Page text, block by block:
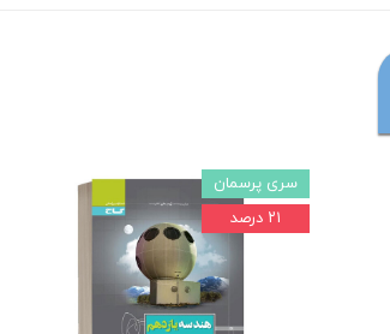
سری پرسمان
۲۱ درصد